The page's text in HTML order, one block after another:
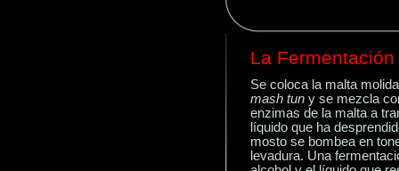
La
Se coloca la malta
mash tun y se mezcla
enzimas de la malta a
líquido que ha
mosto se bombea en
levadura. Una